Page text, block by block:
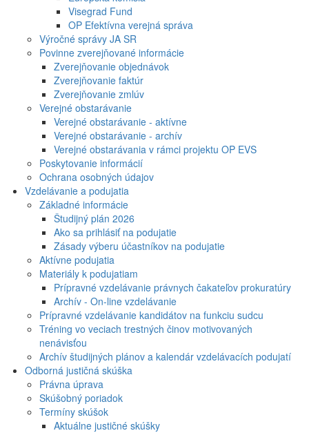
Visegrad Fund
OP Efektívna verejná správa
Výročné správy JA SR
Povinne zverejňované informácie
Zverejňovanie objednávok
Zverejňovanie faktúr
Zverejňovanie zmlúv
Verejné obstarávanie
Verejné obstarávanie - aktívne
Verejné obstarávanie - archív
Verejné obstarávania v rámci projektu OP EVS
Poskytovanie informácií
Ochrana osobných údajov
Vzdelávanie a podujatia
Základné informácie
Študijný plán 2026
Ako sa prihlásiť na podujatie
Zásady výberu účastníkov na podujatie
Aktívne podujatia
Materiály k podujatiam
Prípravné vzdelávanie právnych čakateľov prokuratúry
Archív - On-line vzdelávanie
Prípravné vzdelávanie kandidátov na funkciu sudcu
Tréning vo veciach trestných činov motivovaných
nenávisťou
Archív študijných plánov a kalendár vzdelávacích podujatí
Odborná justičná skúška
Právna úprava
Skúšobný poriadok
Termíny skúšok
Aktuálne justičné skúšky